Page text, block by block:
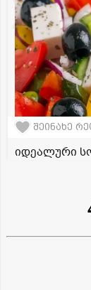
შეინახე
იდეალური